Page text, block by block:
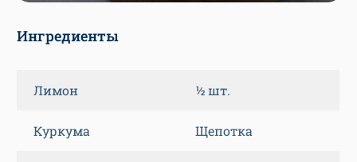
Ингредиенты
Лимон ½ шт.
Куркума Щепотка